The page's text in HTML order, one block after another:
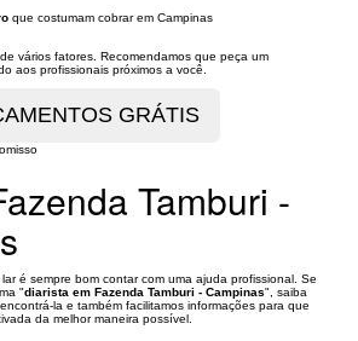
que costumam cobrar em Campinas
vários fatores. Recomendamos que peça um
aos profissionais próximos a você.
Tamburi -
é sempre bom contar com uma ajuda profissional. Se
"diarista em Fazenda Tamburi - Campinas", saiba
la e também facilitamos informações para que
da melhor maneira possível.